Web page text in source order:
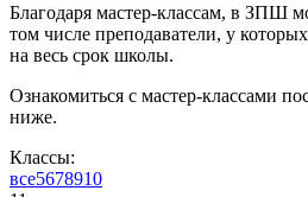
Благодаря мастер-классам, в ЗПШ
том числе преподаватели, у
на весь срок школы.
Ознакомиться с мастер-классами
ниже.
Классы:
все5678910